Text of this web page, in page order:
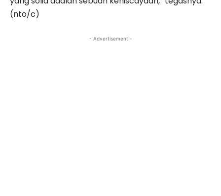
(nto/c)
- Advertisement -